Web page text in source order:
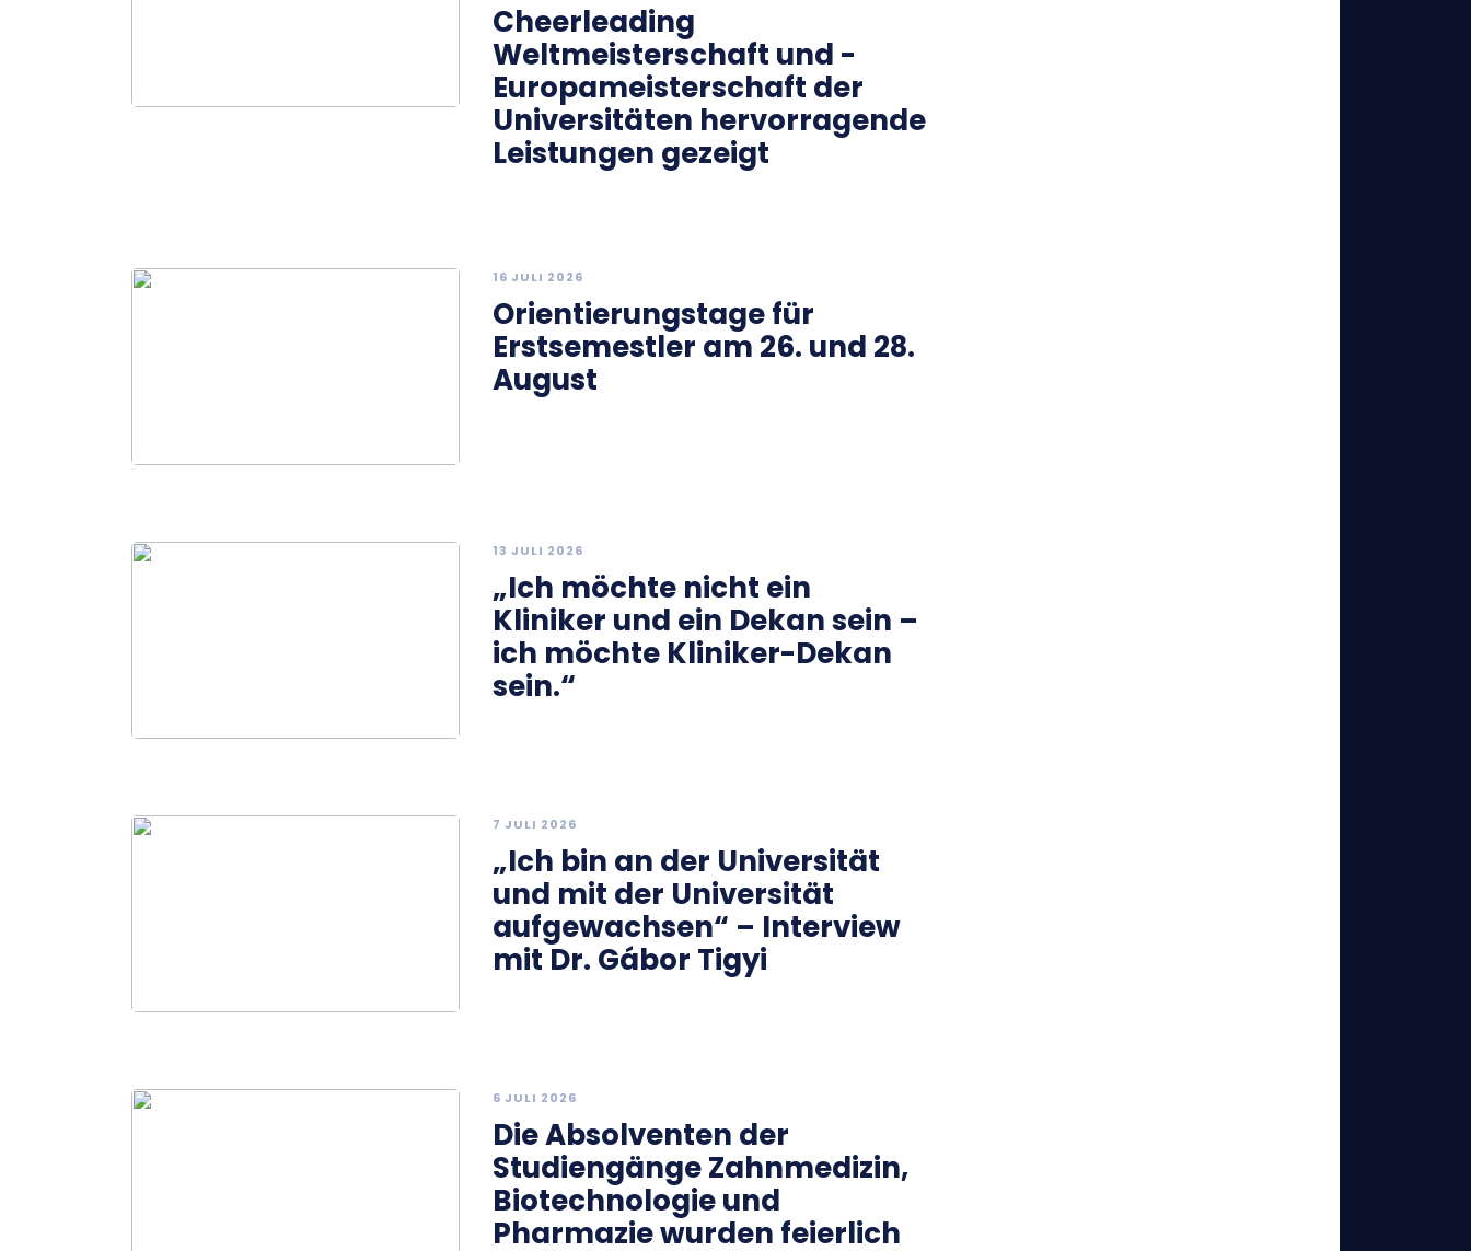
Cheerleading
Weltmeisterschaft und -
Europameisterschaft der
Universitäten hervorragende
Leistungen gezeigt
16 JULI 2026
Orientierungstage für
Erstsemestler am 26. und 28.
August
13 JULI 2026
„Ich möchte nicht ein
Kliniker und ein Dekan sein –
ich möchte Kliniker-Dekan
sein.“
7 JULI 2026
„Ich bin an der Universität
und mit der Universität
aufgewachsen“ – Interview
mit Dr. Gábor Tigyi
6 JULI 2026
Die Absolventen der
Studiengänge Zahnmedizin,
Biotechnologie und
Pharmazie wurden feierlich